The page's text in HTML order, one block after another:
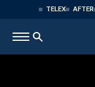
TELEX AFTER